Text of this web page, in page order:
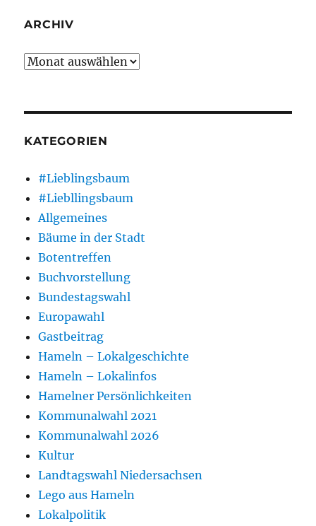
ARCHIV
Archiv
KATEGORIEN
#Lieblingsbaum
#Liebllingsbaum
Allgemeines
Bäume in der Stadt
Botentreffen
Buchvorstellung
Bundestagswahl
Europawahl
Gastbeitrag
Hameln – Lokalgeschichte
Hameln – Lokalinfos
Hamelner Persönlichkeiten
Kommunalwahl 2021
Kommunalwahl 2026
Kultur
Landtagswahl Niedersachsen
Lego aus Hameln
Lokalpolitik